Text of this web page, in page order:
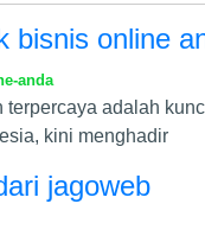
bisnis online
anda
adalah
kini menghadir
jagoweb